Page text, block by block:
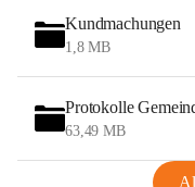
Kundmachungen
1,8 MB
Protokolle
63,49 MB